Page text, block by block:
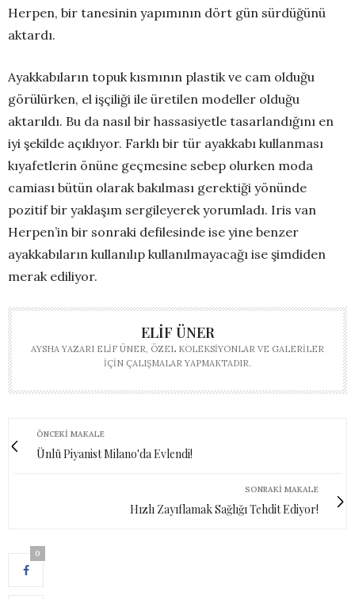
Herpen, bir tanesinin yapımının dört gün sürdüğünü
aktardı.
Ayakkabıların topuk kısmının plastik ve cam olduğu
görülürken, el işçiliği ile üretilen modeller olduğu
aktarıldı. Bu da nasıl bir hassasiyetle tasarlandığını en
iyi şekilde açıklıyor. Farklı bir tür ayakkabı kullanması
kıyafetlerin önüne geçmesine sebep olurken moda
camiası bütün olarak bakılması gerektiği yönünde
pozitif bir yaklaşım sergileyerek yorumladı. Iris van
Herpen’in bir sonraki defilesinde ise yine benzer
ayakkabıların kullanılıp kullanılmayacağı ise şimdiden
merak ediliyor.
ELIF ÜNER
AYSHA YAZARI ELIF ÜNER, ÖZEL KOLEKSIYONLAR VE GALERILER
IÇIN ÇALIŞMALAR YAPMAKTADIR.
ÖNCEKI MAKALE
Ünlü Piyanist Milano'da Evlendi!
SONRAKI MAKALE
Hızlı Zayıflamak Sağlığı Tehdit Ediyor!
0